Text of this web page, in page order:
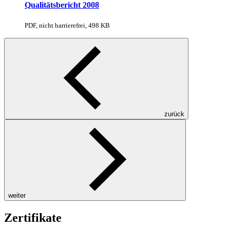
Qualitätsbericht 2008
PDF, nicht barrierefrei, 498 KB
zurück
weiter
Zertifikate